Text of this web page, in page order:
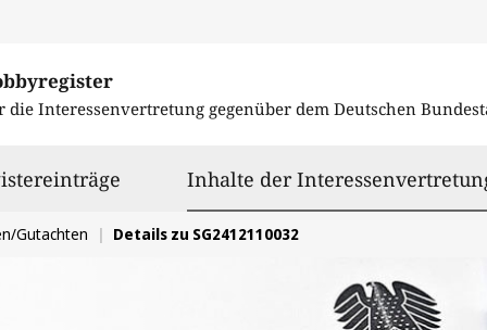
die Interessenvertretung gegenüber dem Deutschen
Inhalte der
Gutachten Details zu SG2412110032